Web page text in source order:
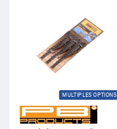
MULTIPLES OPTIONS